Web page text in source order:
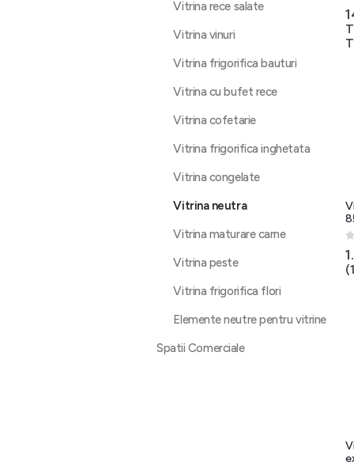
0
0
(
Vitrina rece salate
Vitrina vinuri
Vitrina frigorifica bauturi
Vitrina cu bufet rece
Vitrina cofetarie
Vitrina frigorifica inghetata
Vitrina congelate
Vitrina neutra
Vitrina maturare carne
Vitrina peste
Vitrina frigorifica flori
Elemente neutre pentru vitrine
Spatii Comerciale